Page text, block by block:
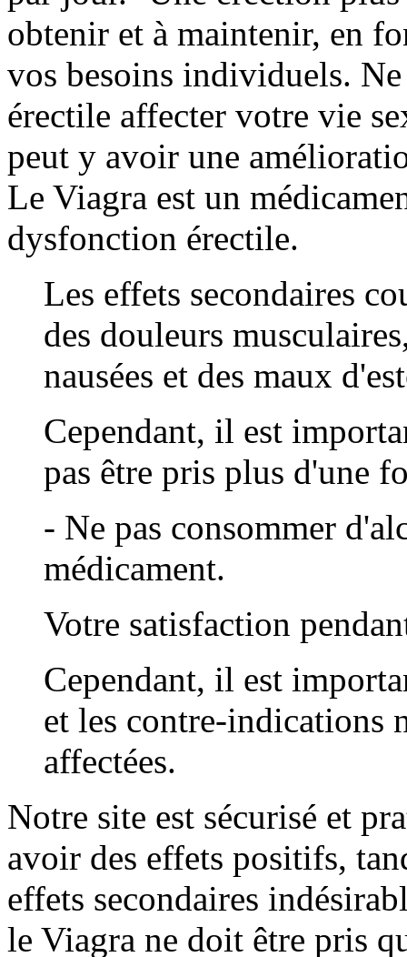
obtenir et à maintenir, en
vos besoins individuels.
érectile affecter votre vie
peut y avoir une
Le Viagra est un
dysfonction érectile.
Les effets secondaires
des douleurs
nausées et des maux
Cependant, il est
pas être pris plus d'une
- Ne pas consommer
médicament.
Votre satisfaction
Cependant, il est
et les contre-indications
affectées.
Notre site est sécurisé et
avoir des effets positifs,
effets secondaires
le Viagra ne doit être pris